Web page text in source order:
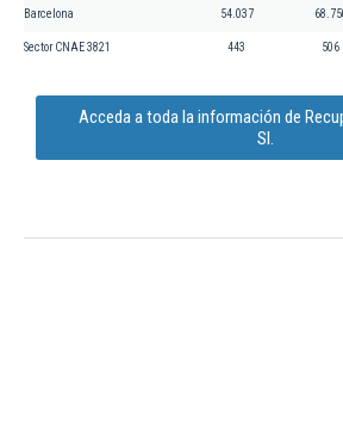
Barcelona 54.037
Sector CNAE 3821 443 506
Acceda a toda la información de
Sl.